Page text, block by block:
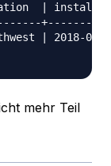
|
| 2018-08-
mehr Teil